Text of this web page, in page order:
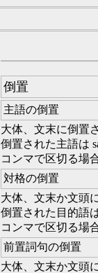
倒置
主語の倒置
大体、文末に倒置
倒置された主語は
コンマで区切る場
対格の倒置
大体、文末か文頭
倒置された目的語
コンマで区切る場
前置詞句の倒置
大体、文末か文頭